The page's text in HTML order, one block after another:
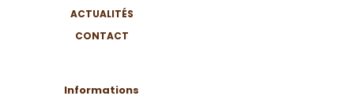
ACTUALITÉS
CONTACT
Informations